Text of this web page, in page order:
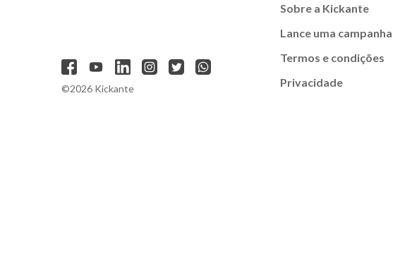
©2026 Kickante
Sobre a Kickante
Lance uma campanha
Termos e condições
Privacidade